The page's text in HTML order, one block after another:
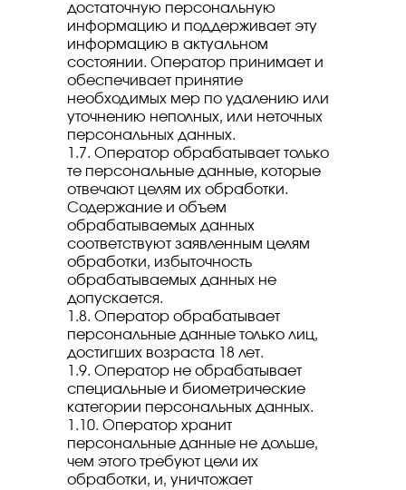
достаточную персональную
информацию и поддерживает эту
информацию в актуальном
состоянии. Оператор принимает и
обеспечивает принятие
необходимых мер по удалению или
уточнению неполных, или неточных
персональных данных.
1.7. Оператор обрабатывает только
те персональные данные, которые
отвечают целям их обработки.
Содержание и объем
обрабатываемых данных
соответствуют заявленным целям
обработки, избыточность
обрабатываемых данных не
допускается.
1.8. Оператор обрабатывает
персональные данные только лиц,
достигших возраста 18 лет.
1.9. Оператор не обрабатывает
специальные и биометрические
категории персональных данных.
1.10. Оператор хранит
персональные данные не дольше,
чем этого требуют цели их
обработки, и, уничтожает